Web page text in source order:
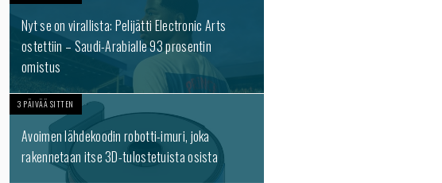
Nyt se on virallista: Pelijätti Electronic Arts
ostettiin – Saudi-Arabialle 93 prosentin
omistus
3 PÄIVÄÄ SITTEN
Avoimen lähdekoodin robotti-imuri, joka
rakennetaan itse 3D-tulostetuista osista